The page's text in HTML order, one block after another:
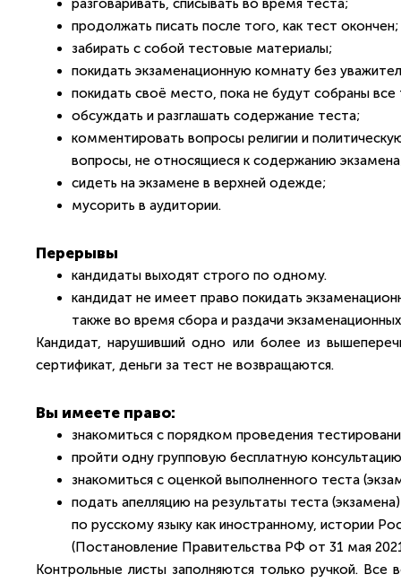
разговаривать, списывать во время теста;
продолжать писать после того, как тест окончен;
забирать с собой тестовые материалы;
покидать экзаменационную комнату без
покидать своё место, пока не будут собраны
обсуждать и разглашать содержание теста;
комментировать вопросы религии и
вопросы, не относящиеся к содержанию
сидеть на экзамене в верхней одежде;
мусорить в аудитории.
Перерывы
кандидаты выходят строго по одному.
кандидат не имеет право покидать
также во время сбора и раздачи
Кандидат, нарушивший одно или более из
сертификат, деньги за тест не возвращаются.
Вы имеете право:
знакомиться с порядком проведения
пройти одну групповую бесплатную
знакомиться с оценкой выполненного теста
подать апелляцию на результаты теста
по русскому языку как иностранному, истории
(Постановление Правительства РФ от 31 мая
Контрольные листы заполняются только ручкой.